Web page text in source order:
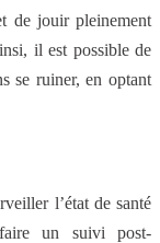
de jouir pleinement
il est possible de
se ruiner, en optant
l’état de santé
faire un suivi post-